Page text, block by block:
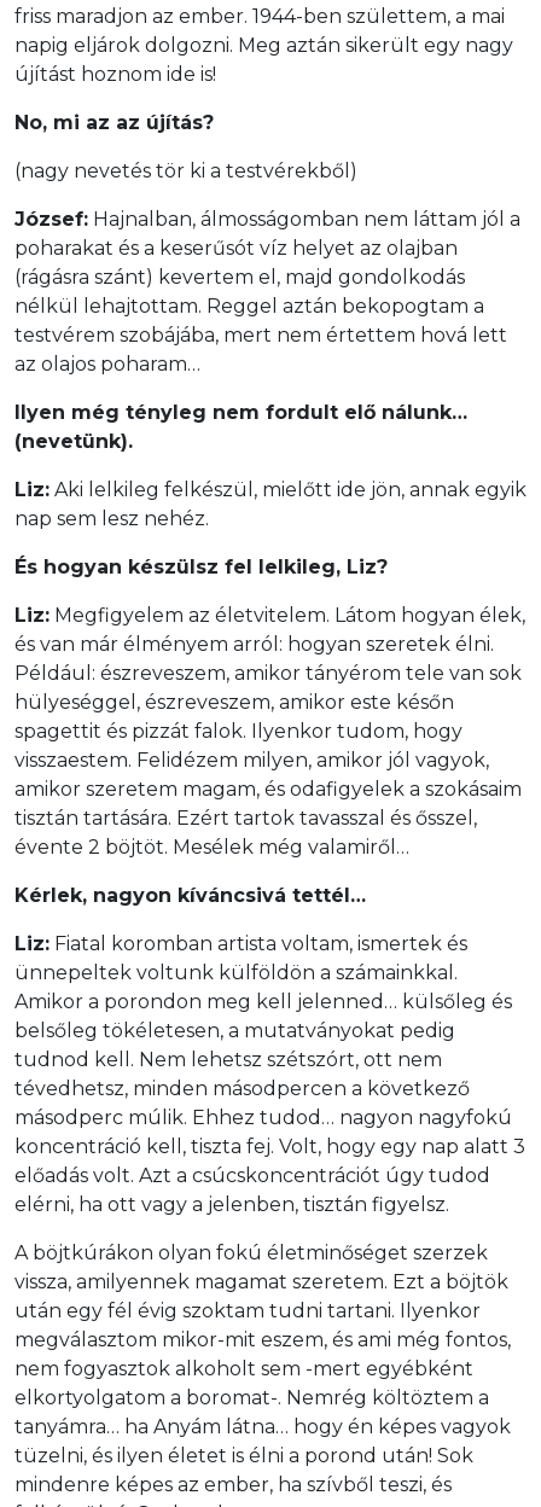
friss maradjon az ember. 1944-ben születtem, a mai
napig eljárok dolgozni. Meg aztán sikerült egy nagy
újítást hoznom ide is!
No, mi az az újítás?
(nagy nevetés tör ki a testvérekből)
József: Hajnalban, álmosságomban nem láttam jól a
poharakat és a keserűsót víz helyet az olajban
(rágásra szánt) kevertem el, majd gondolkodás
nélkül lehajtottam. Reggel aztán bekopogtam a
testvérem szobájába, mert nem értettem hová lett
az olajos poharam…
Ilyen még tényleg nem fordult elő nálunk…
(nevetünk).
Liz: Aki lelkileg felkészül, mielőtt ide jön, annak egyik
nap sem lesz nehéz.
És hogyan készülsz fel lelkileg, Liz?
Liz: Megfigyelem az életvitelem. Látom hogyan élek,
és van már élményem arról: hogyan szeretek élni.
Például: észreveszem, amikor tányérom tele van sok
hülyeséggel, észreveszem, amikor este későn
spagettit és pizzát falok. Ilyenkor tudom, hogy
visszaestem. Felidézem milyen, amikor jól vagyok,
amikor szeretem magam, és odafigyelek a szokásaim
tisztán tartására. Ezért tartok tavasszal és ősszel,
évente 2 böjtöt. Mesélek még valamiről…
Kérlek, nagyon kíváncsivá tettél…
Liz: Fiatal koromban artista voltam, ismertek és
ünnepeltek voltunk külföldön a számainkkal.
Amikor a porondon meg kell jelenned… külsőleg és
belsőleg tökéletesen, a mutatványokat pedig
tudnod kell. Nem lehetsz szétszórt, ott nem
tévedhetsz, minden másodpercen a következő
másodperc múlik. Ehhez tudod… nagyon nagyfokú
koncentráció kell, tiszta fej. Volt, hogy egy nap alatt 3
előadás volt. Azt a csúcskoncentrációt úgy tudod
elérni, ha ott vagy a jelenben, tisztán figyelsz.
A böjtkúrákon olyan fokú életminőséget szerzek
vissza, amilyennek magamat szeretem. Ezt a böjtök
után egy fél évig szoktam tudni tartani. Ilyenkor
megválasztom mikor-mit eszem, és ami még fontos,
nem fogyasztok alkoholt sem -mert egyébként
elkortyolgatom a boromat-. Nemrég költöztem a
tanyámra… ha Anyám látna… hogy én képes vagyok
tüzelni, és ilyen életet is élni a porond után! Sok
mindenre képes az ember, ha szívből teszi, és